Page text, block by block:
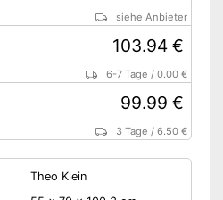
siehe Anbieter
103.94 €
6-7 Tage /0.00 €
99.99 €
3 Tage /6.50 €
Theo Klein